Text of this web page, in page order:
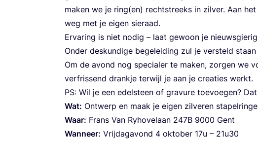
maken we je ring(en) recht­streeks in zil­ver. Aan
weg met je eigen sieraad.
Erva­ring is niet nodig – laat gewoon je
Onder des­kun­di­ge bege­lei­ding zul je ver­steld
Om de avond nog spe­ci­a­ler te maken, zor­gen we
ver­fris­send drank­je ter­wijl je aan je cre­a­ties werkt.
PS: Wil je een edel­steen of gra­vu­re toe­voe­gen?
Wat: Ont­werp en maak je eigen zil­ve­ren
Waar: Frans Van Ryho­vel­aan 247B 9000 Gent
Wan­neer: Vrij­dag­avond 4 okto­ber 17u – 21u30